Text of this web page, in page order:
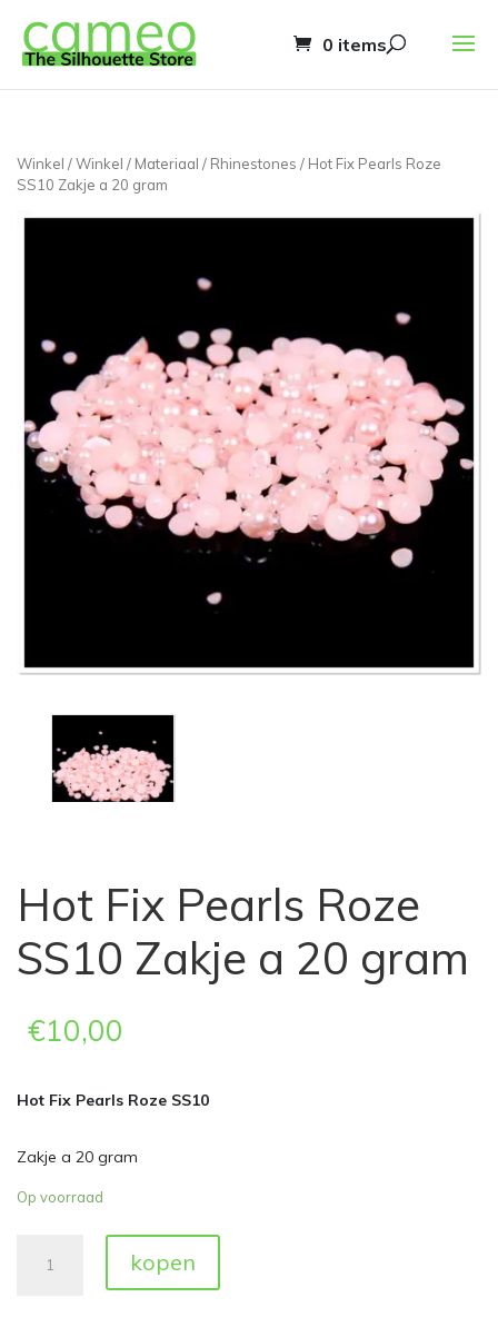
0 items
Winkel /Winkel / Materiaal / Rhinestones / Hot Fix Pearls Roze
SS10 Zakje a 20 gram
Hot Fix Pearls Roze
SS10 Zakje a 20 gram
€10,00
Hot Fix Pearls Roze SS10
Zakje a 20 gram
Op voorraad
kopen